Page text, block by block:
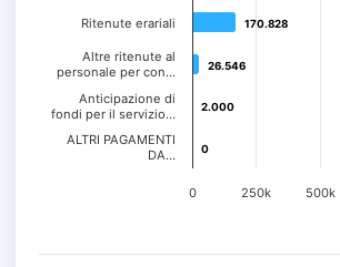
170.828
170.828
26.546
26.546
2.000
2.000
0
0
0 250k 500k
Ritenute erariali
Altre ritenute al
personale per con…
Anticipazione di
fondi per il servizio…
ALTRI PAGAMENTI
DA…